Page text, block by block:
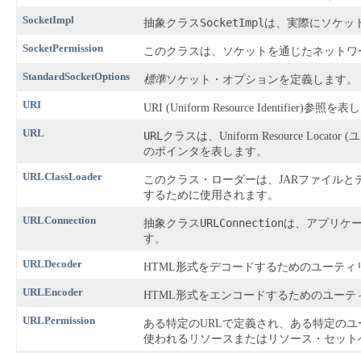
SocketImpl 抽象クラス SocketImplは、実際にソケッ
SocketPermission このクラスは、ソケットを通じたネット
StandardSocketOptions 標準ソケット・オプションを定義します。
URI URI (Uniform Resource Identifier)参照を表
URL URLクラスは、Uniform Resource Locator (
のポインタを表します。
URLClassLoader
このクラス・ローダーは、JARファイル
するために使用されます。
URLConnection 抽象クラス URLConnectionは、アプリケ
す。
URLDecoder HTML形式をデコードするためのユーティ
URLEncoder HTML形式をエンコードするためのユーテ
URLPermission
ある特定のURLで定義され、ある特定の
使われるリソースまたはリソース・セッ